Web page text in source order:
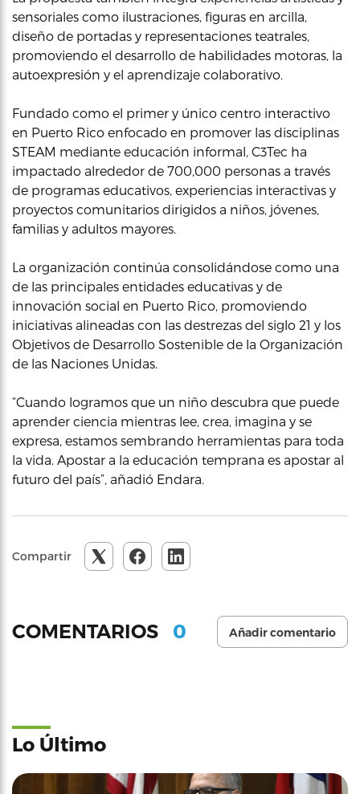
sensoriales como ilustraciones, figuras en arcilla,
diseño de portadas y representaciones teatrales,
promoviendo el desarrollo de habilidades motoras, la
autoexpresión y el aprendizaje colaborativo.
Fundado como el primer y único centro interactivo
en Puerto Rico enfocado en promover las disciplinas
STEAM mediante educación informal, C3Tec ha
impactado alrededor de 700,000 personas a través
de programas educativos, experiencias interactivas y
proyectos comunitarios dirigidos a niños, jóvenes,
familias y adultos mayores.
La organización continúa consolidándose como una
de las principales entidades educativas y de
innovación social en Puerto Rico, promoviendo
iniciativas alineadas con las destrezas del siglo 21 y los
Objetivos de Desarrollo Sostenible de la Organización
de las Naciones Unidas.
“Cuando logramos que un niño descubra que puede
aprender ciencia mientras lee, crea, imagina y se
expresa, estamos sembrando herramientas para toda
la vida. Apostar a la educación temprana es apostar al
futuro del país”, añadió Endara.
Compartir
COMENTARIOS 0 Añadir comentario
Lo Último